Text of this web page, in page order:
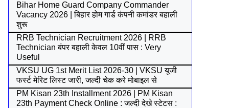
Bihar Home Guard Company Commander
Vacancy 2026 | बिहार होम गार्ड कंपनी कमांडर बहाली
शुरू
RRB Technician Recruitment 2026 | RRB
Technician बंपर बहाली केवल 10वीं पास : Very
Useful
VKSU UG 1st Merit List 2026-30 | VKSU यूजी
फर्स्ट मेरिट लिस्ट जारी, जल्दी चेक करे मोबाइल से
PM Kisan 23th Installment 2026 | PM Kisan
23th Payment Check Online : जल्दी देखे स्टेटस :